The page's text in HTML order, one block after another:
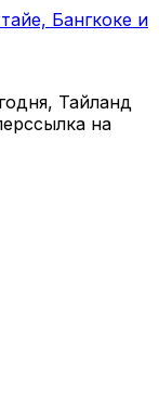
Бангкоке и
Тайланд
на